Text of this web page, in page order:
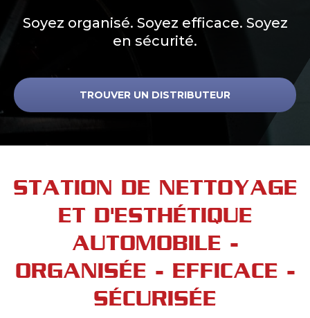
Soyez organisé. Soyez efficace. Soyez
en sécurité.
TROUVER UN DISTRIBUTEUR
STATION DE NETTOYAGE
ET D'ESTHÉTIQUE
AUTOMOBILE -
ORGANISÉE - EFFICACE -
SÉCURISÉE